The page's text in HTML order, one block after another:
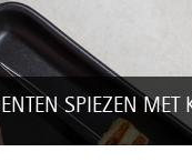
SPIEZEN MET
met de stijlvolle WMF